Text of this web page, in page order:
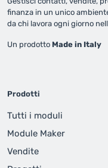
finanza in un unico
da chi lavora ogni giorno
Un prodotto Made in Italy
Prodotti
Tutti i moduli
Module Maker
Vendite